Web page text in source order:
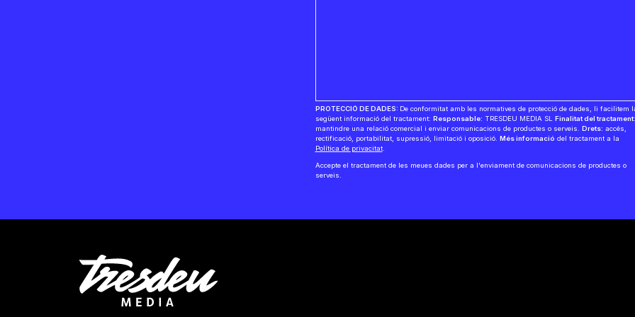
PROTECCIÓ DE DADES: De conformitat amb les normatives de protecció de dades, li facilitem
següent informació del tractament: Responsable: TRESDEU MEDIA SL Finalitat del tractament:
mantindre una relació comercial i enviar comunicacions de productes o serveis. Drets: accés,
rectificació, portabilitat, supressió, limitació i oposició. Més informació del tractament a la
Política de privacitat.
Accepte el tractament de les meues dades per a l'enviament de comunicacions de productes o
serveis.